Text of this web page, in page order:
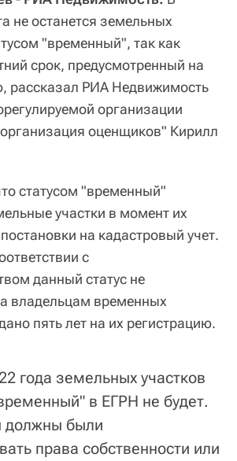
не останется земельных
"временный", так как
срок, предусмотренный на
рассказал РИА Недвижимость
организации
оценщиков" Кирилл
статусом "временный"
участки в момент их
на кадастровый учет.
с
данный статус не
владельцам временных
пять лет на их регистрацию.
года земельных участков
в ЕГРН не будет.
должны были
права собственности или